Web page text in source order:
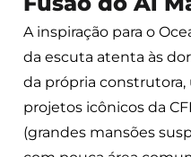
A inspiração para o
da escuta atenta às
da própria
projetos icônicos da
(grandes mansões